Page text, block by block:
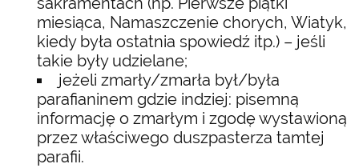
miesiąca, Namaszczenie chorych, Wiatyk,
kiedy była ostatnia spowiedź itp.) – jeśli
takie były udzielane;
jeżeli zmarły/zmarła był/była
parafianinem gdzie indziej: pisemną
informację o zmarłym i zgodę wystawioną
przez właściwego duszpasterza tamtej
parafii.